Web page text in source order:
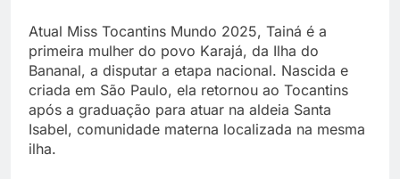
Atual Miss Tocantins Mundo 2025, Tainá é a
primeira mulher do povo Karajá, da Ilha do
Bananal, a disputar a etapa nacional. Nascida e
criada em São Paulo, ela retornou ao Tocantins
após a graduação para atuar na aldeia Santa
Isabel, comunidade materna localizada na mesma
ilha.